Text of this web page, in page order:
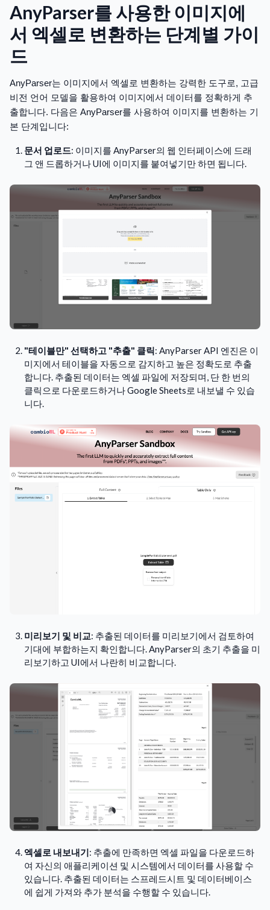
AnyParser를 사용한 이미지에
서 엑셀로 변환하는 단계별 가이
드
AnyParser는 이미지에서 엑셀로 변환하는 강력한 도구로, 고급
비전 언어 모델을 활용하여 이미지에서 데이터를 정확하게 추
출합니다. 다음은 AnyParser를 사용하여 이미지를 변환하는 기
본 단계입니다:
문서 업로드: 이미지를 AnyParser의 웹 인터페이스에 드래
그 앤 드롭하거나 UI에 이미지를 붙여넣기만 하면 됩니다.
"테이블만" 선택하고 "추출" 클릭: AnyParser API 엔진은 이
미지에서 테이블을 자동으로 감지하고 높은 정확도로 추출
합니다. 추출된 데이터는 엑셀 파일에 저장되며, 단 한 번의
클릭으로 다운로드하거나 Google Sheets로 내보낼 수 있습
니다.
미리보기 및 비교: 추출된 데이터를 미리보기에서 검토하여
기대에 부합하는지 확인합니다. AnyParser의 초기 추출을 미
리보기하고 UI에서 나란히 비교합니다.
엑셀로 내보내기: 추출에 만족하면 엑셀 파일을 다운로드하
여 자신의 애플리케이션 및 시스템에서 데이터를 사용할 수
있습니다. 추출된 데이터는 스프레드시트 및 데이터베이스
에 쉽게 가져와 추가 분석을 수행할 수 있습니다.